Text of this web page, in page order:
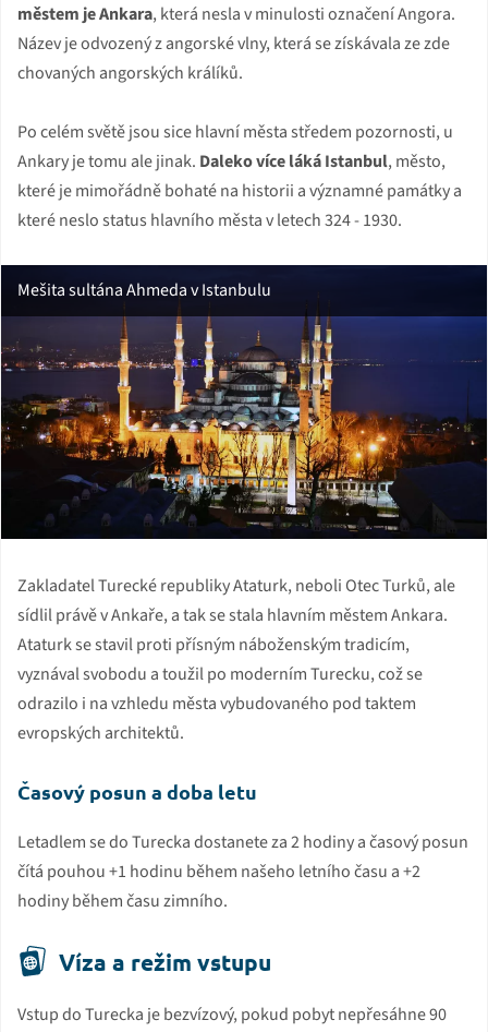
městem je Ankara, která nesla v minulosti označení Angora.
Název je odvozený z angorské vlny, která se získávala ze zde
chovaných angorských králíků.
Po celém světě jsou sice hlavní města středem pozornosti, u
Ankary je tomu ale jinak. Daleko více láká Istanbul, město,
které je mimořádně bohaté na historii a významné památky a
které neslo status hlavního města v letech 324 - 1930.
Mešita sultána Ahmeda v Istanbulu
Zakladatel Turecké republiky Ataturk, neboli Otec Turků, ale
sídlil právě v Ankaře, a tak se stala hlavním městem Ankara.
Ataturk se stavil proti přísným náboženským tradicím,
vyznával svobodu a toužil po moderním Turecku, což se
odrazilo i na vzhledu města vybudovaného pod taktem
evropských architektů.
Časový posun a doba letu
Letadlem se do Turecka dostanete za 2 hodiny a časový posun
čítá pouhou +1 hodinu během našeho letního času a +2
hodiny během času zimního.
Víza a režim vstupu
Vstup do Turecka je bezvízový, pokud pobyt nepřesáhne 90